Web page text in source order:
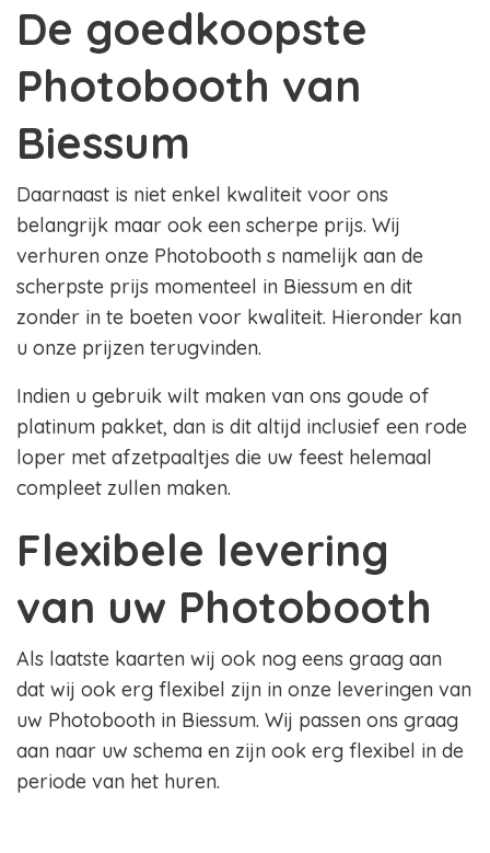
De goedkoopste
Photobooth van
Biessum
Daarnaast is niet enkel kwaliteit voor ons
belangrijk maar ook een scherpe prijs. Wij
verhuren onze Photobooth s namelijk aan de
scherpste prijs momenteel in Biessum en dit
zonder in te boeten voor kwaliteit. Hieronder kan
u onze prijzen terugvinden.
Indien u gebruik wilt maken van ons goude of
platinum pakket, dan is dit altijd inclusief een rode
loper met afzetpaaltjes die uw feest helemaal
compleet zullen maken.
Flexibele levering
van uw Photobooth
Als laatste kaarten wij ook nog eens graag aan
dat wij ook erg flexibel zijn in onze leveringen van
uw Photobooth in Biessum. Wij passen ons graag
aan naar uw schema en zijn ook erg flexibel in de
periode van het huren.